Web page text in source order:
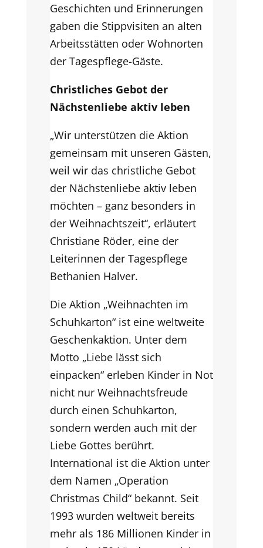
Geschichten und Erinnerungen
gaben die Stippvisiten an alten
Arbeitsstätten oder Wohnorten
der Tagespflege-Gäste.
Christliches Gebot der
Nächstenliebe aktiv leben
„Wir unterstützen die Aktion
gemeinsam mit unseren Gästen,
weil wir das christliche Gebot
der Nächstenliebe aktiv leben
möchten – ganz besonders in
der Weihnachtszeit“, erläutert
Christiane Röder, eine der
Leiterinnen der Tagespflege
Bethanien Halver.
Die Aktion „Weihnachten im
Schuhkarton“ ist eine weltweite
Geschenkaktion. Unter dem
Motto „Liebe lässt sich
einpacken“ erleben Kinder in Not
nicht nur Weihnachtsfreude
durch einen Schuhkarton,
sondern werden auch mit der
Liebe Gottes berührt.
International ist die Aktion unter
dem Namen „Operation
Christmas Child“ bekannt. Seit
1993 wurden weltweit bereits
mehr als 186 Millionen Kinder in